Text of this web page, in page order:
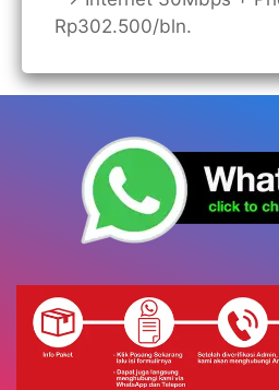
Rp302.500/bln.